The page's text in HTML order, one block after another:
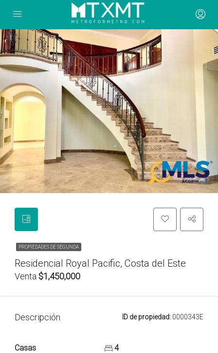
PROPIEDADES DE SEGUNDA
Residencial Royal Pacific, Costa del Este
Venta $1,450,000
Descripción ID de propiedad: 0000343E
Casas 4